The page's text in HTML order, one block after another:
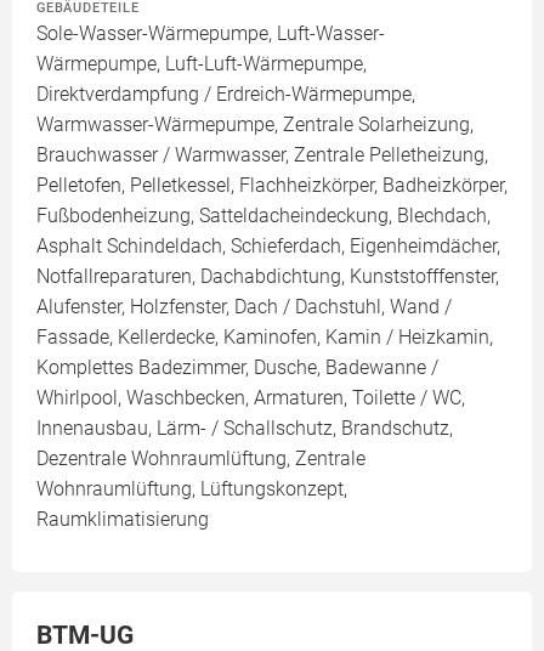
GEBÄUDETEILE
Sole-Wasser-Wärmepumpe, Luft-Wasser-
Wärmepumpe, Luft-Luft-Wärmepumpe,
Direktverdampfung / Erdreich-Wärmepumpe,
Warmwasser-Wärmepumpe, Zentrale Solarheizung,
Brauchwasser / Warmwasser, Zentrale Pelletheizung,
Pelletofen, Pelletkessel, Flachheizkörper, Badheizkörper,
Fußbodenheizung, Satteldacheindeckung, Blechdach,
Asphalt Schindeldach, Schieferdach, Eigenheimdächer,
Notfallreparaturen, Dachabdichtung, Kunststofffenster,
Alufenster, Holzfenster, Dach / Dachstuhl, Wand /
Fassade, Kellerdecke, Kaminofen, Kamin / Heizkamin,
Komplettes Badezimmer, Dusche, Badewanne /
Whirlpool, Waschbecken, Armaturen, Toilette / WC,
Innenausbau, Lärm- / Schallschutz, Brandschutz,
Dezentrale Wohnraumlüftung, Zentrale
Wohnraumlüftung, Lüftungskonzept,
Raumklimatisierung
BTM-UG